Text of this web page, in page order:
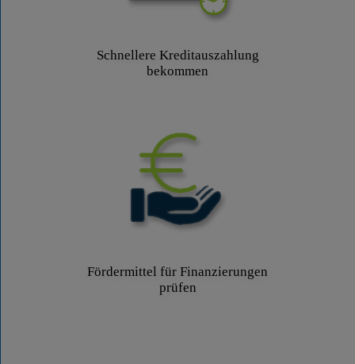
Schnellere Kreditauszahlung
bekommen
Fördermittel für Finanzierungen
prüfen